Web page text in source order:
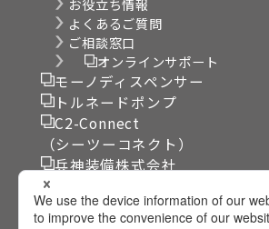
お役立ち情報
よくあるご質問
ご相談窓口
オンラインサポート
モーノディスペンサー
トルネードポンプ
C2-Connect
（シーツーコネクト）
兵神装備株式会社
リンク集
サイト利用規約